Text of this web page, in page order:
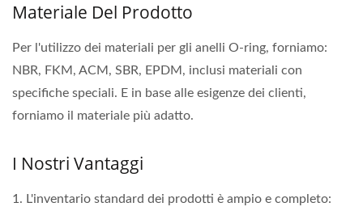
Materiale Del Prodotto
Per l'utilizzo dei materiali per gli anelli O-ring, forniamo:
NBR, FKM, ACM, SBR, EPDM, inclusi materiali con
specifiche speciali. E in base alle esigenze dei clienti,
forniamo il materiale più adatto.
I Nostri Vantaggi
1. L'inventario standard dei prodotti è ampio e completo: